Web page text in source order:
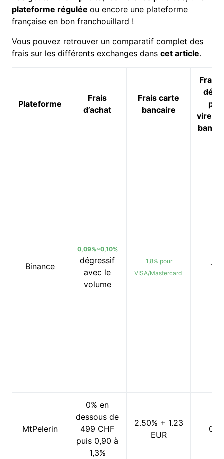
plateforme régulée ou encore une plateforme
française en bon franchouillard !
Vous pouvez retrouver un comparatif complet des
frais sur les différents exchanges dans cet article.
Plateforme
Frais
d’achat
Frais carte
bancaire
Frais
par
Binance
0,09%~0,10%
dégressif
avec le
volume
1,8% pour
VISA/Mastercard
1€
MtPelerin
0% en
dessous de
499 CHF
puis 0,90 à
1,3%
2.50% + 1.23
EUR
0%